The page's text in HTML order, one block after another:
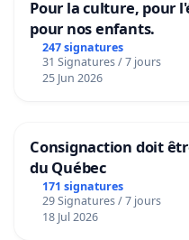
Pour la culture, pour
pour nos enfants.
247 signatures
31 Signatures / 7 jours
25 Jun 2026
Consignaction doit
du Québec
171 signatures
29 Signatures / 7 jours
18 Jul 2026